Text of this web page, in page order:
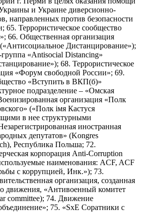
и Украине диверсионно-
направленных против безопасности
65. Террористическое сообщество
66. Общественная организация
Дистанцирование»);
«Antisocial Distancing»
68. Террористическое
«Форум свободной России»; 69.
«Вступить в ВКП(б)»
подразделение – «Омская
организация «Полк
(«Полк iмя Кастуся
в нее структурными
иностранная
депутатов» (Kongres
Республика Польша; 72.
корпорация Anti-Corruption
наименования: ACF, ACF
с коррупцией, Инк.»); 73.
организация, созданная
движения, «Антивоенный комитет
committee); 74. Движение
75. «SxE Соратники с